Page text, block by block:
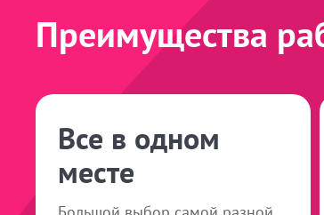
Преимущества
Все в одном
месте